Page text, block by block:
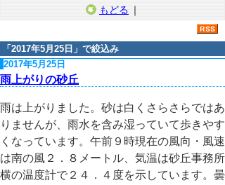
もどる ｜
「 2017年5月25日 」で絞込み
2017年5月25日
雨上がりの砂丘
雨は上がりました。砂は白くさらさらではあ
りませんが、雨水を含み湿っていて歩きやす
くなっています。午前９時現在の風向・風速
は南の風２．８メートル、気温は砂丘事務所
横の温度計で２４．４度を示しています。曇